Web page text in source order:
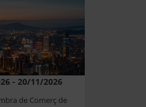
- 20/11/2026
de Comerç de